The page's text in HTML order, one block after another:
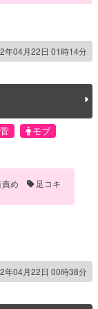
年04月22日 01時14分
モブ
め 足コキ
年04月22日 00時38分